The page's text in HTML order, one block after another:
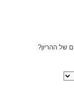
של ההריון?